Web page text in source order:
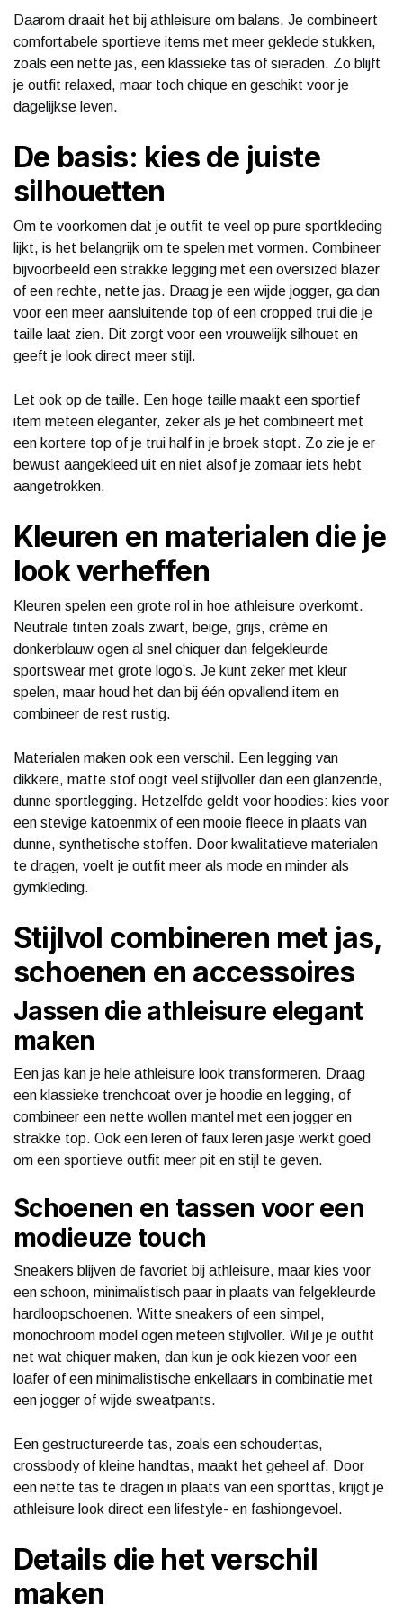
Daarom draait het bij athleisure om balans. Je combineert
comfortabele sportieve items met meer geklede stukken,
zoals een nette jas, een klassieke tas of sieraden. Zo blijft
je outfit relaxed, maar toch chique en geschikt voor je
dagelijkse leven.
De basis: kies de juiste
silhouetten
Om te voorkomen dat je outfit te veel op pure sportkleding
lijkt, is het belangrijk om te spelen met vormen. Combineer
bijvoorbeeld een strakke legging met een oversized blazer
of een rechte, nette jas. Draag je een wijde jogger, ga dan
voor een meer aansluitende top of een cropped trui die je
taille laat zien. Dit zorgt voor een vrouwelijk silhouet en
geeft je look direct meer stijl.
Let ook op de taille. Een hoge taille maakt een sportief
item meteen eleganter, zeker als je het combineert met
een kortere top of je trui half in je broek stopt. Zo zie je er
bewust aangekleed uit en niet alsof je zomaar iets hebt
aangetrokken.
Kleuren en materialen die je
look verheffen
Kleuren spelen een grote rol in hoe athleisure overkomt.
Neutrale tinten zoals zwart, beige, grijs, crème en
donkerblauw ogen al snel chiquer dan felgekleurde
sportswear met grote logo’s. Je kunt zeker met kleur
spelen, maar houd het dan bij één opvallend item en
combineer de rest rustig.
Materialen maken ook een verschil. Een legging van
dikkere, matte stof oogt veel stijlvoller dan een glanzende,
dunne sportlegging. Hetzelfde geldt voor hoodies: kies voor
een stevige katoenmix of een mooie fleece in plaats van
dunne, synthetische stoffen. Door kwalitatieve materialen
te dragen, voelt je outfit meer als mode en minder als
gymkleding.
Stijlvol combineren met jas,
schoenen en accessoires
Jassen die athleisure elegant
maken
Een jas kan je hele athleisure look transformeren. Draag
een klassieke trenchcoat over je hoodie en legging, of
combineer een nette wollen mantel met een jogger en
strakke top. Ook een leren of faux leren jasje werkt goed
om een sportieve outfit meer pit en stijl te geven.
Schoenen en tassen voor een
modieuze touch
Sneakers blijven de favoriet bij athleisure, maar kies voor
een schoon, minimalistisch paar in plaats van felgekleurde
hardloopschoenen. Witte sneakers of een simpel,
monochroom model ogen meteen stijlvoller. Wil je je outfit
net wat chiquer maken, dan kun je ook kiezen voor een
loafer of een minimalistische enkellaars in combinatie met
een jogger of wijde sweatpants.
Een gestructureerde tas, zoals een schoudertas,
crossbody of kleine handtas, maakt het geheel af. Door
een nette tas te dragen in plaats van een sporttas, krijgt je
athleisure look direct een lifestyle- en fashiongevoel.
Details die het verschil
maken